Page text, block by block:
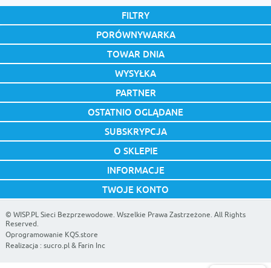
FILTRY
PORÓWNYWARKA
TOWAR DNIA
WYSYŁKA
PARTNER
OSTATNIO OGLĄDANE
SUBSKRYPCJA
O SKLEPIE
INFORMACJE
TWOJE KONTO
© WISP.PL Sieci Bezprzewodowe. Wszelkie Prawa Zastrzeżone. All Rights
Reserved.
Oprogramowanie KQS.store
Realizacja : sucro.pl& Farin Inc